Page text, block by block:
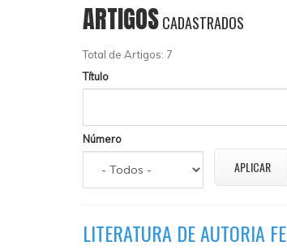
ARTIGOSCADASTRADOS
Total de Artigos: 7
Título
Número
LITERATURA DE AUTORIA